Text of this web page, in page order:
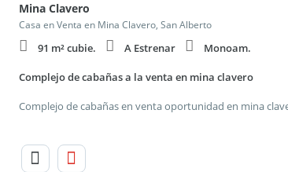
Mina Clavero
Casa en Venta en Mina Clavero, San Alberto
91 m² cubie. A Estrenar Monoam.
Complejo de cabañas a la venta en mina clavero